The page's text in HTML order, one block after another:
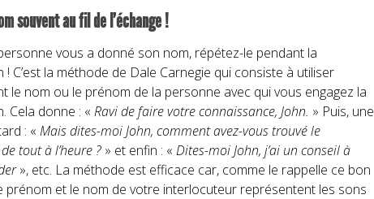
souvent au fil de l’échange !
vous a donné son nom, répétez-le pendant la
! C’est la méthode de Dale Carnegie qui consiste à utiliser
le nom ou le prénom de la personne avec qui vous engagez la
Cela donne : « Ravi de faire votre connaissance, John. » Puis, une
: « Mais dites-moi John, comment avez-vous trouvé le
tout à l’heure ? » et enfin : « Dites-moi John, j’ai un conseil à
», etc. La méthode est efficace car, comme le rappelle ce bon
prénom et le nom de votre interlocuteur représentent les sons